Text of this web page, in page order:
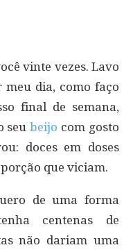
vinte vezes. Lavo
meu dia, como faço
final de semana,
seubeijo com gosto
doces em doses
que viciam.
de uma forma
centenas de
não dariam uma